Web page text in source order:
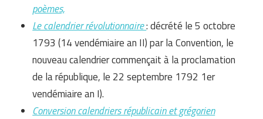
poèmes,
Le calendrier révolutionnaire: décrété le 5 octobre
1793 (14 vendémiaire an II) par la Convention, le
nouveau calendrier commençait à la proclamation
de la république, le 22 septembre 1792 1er
vendémiaire an I).
Conversion calendriers républicain et grégorien